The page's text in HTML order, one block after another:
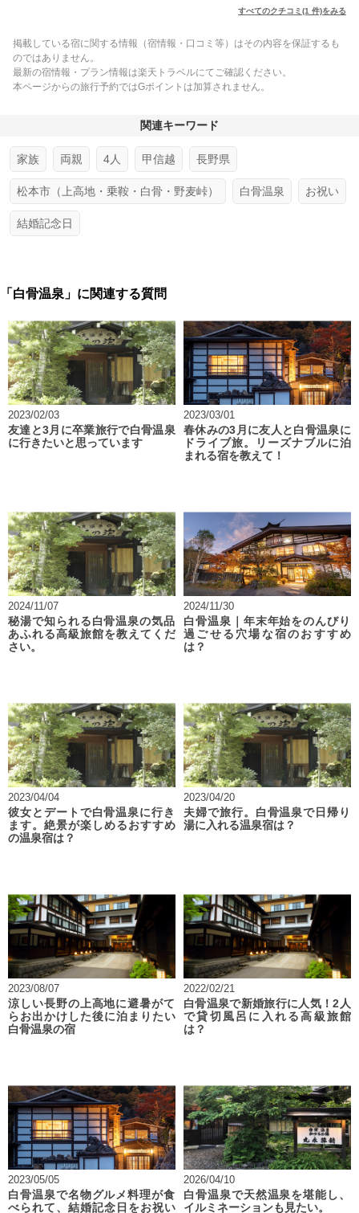
すべてのクチコミ(1 件)をみる
掲載している宿に関する情報（宿情報・口コミ等）はその内容を保証するも
のではありません。
最新の宿情報・プラン情報は楽天トラベルにてご確認ください。
本ページからの旅行予約ではGポイントは加算されません。
関連キーワード
家族 両親 4人 甲信越 長野県
松本市（上高地・乗鞍・白骨・野麦峠） 白骨温泉 お祝い
結婚記念日
「白骨温泉」に関連する質問
2023/02/03
友達と3月に卒業旅行で白骨温泉
に行きたいと思っています
2023/03/01
春休みの3月に友人と白骨温泉に
ドライブ旅。リーズナブルに泊
まれる宿を教えて！
2024/11/07
秘湯で知られる白骨温泉の気品
あふれる高級旅館を教えてくだ
さい。
2024/11/30
白骨温泉｜年末年始をのんびり
過ごせる穴場な宿のおすすめ
は？
2023/04/04
彼女とデートで白骨温泉に行き
ます。絶景が楽しめるおすすめ
の温泉宿は？
2023/04/20
夫婦で旅行。白骨温泉で日帰り
湯に入れる温泉宿は？
2023/08/07
涼しい長野の上高地に避暑がて
らお出かけした後に泊まりたい
白骨温泉の宿
2022/02/21
白骨温泉で新婚旅行に人気！2人
で貸切風呂に入れる高級旅館
は？
2023/05/05
白骨温泉で名物グルメ料理が食
べられて、結婚記念日をお祝い
2026/04/10
白骨温泉で天然温泉を堪能し、
イルミネーションも見たい。